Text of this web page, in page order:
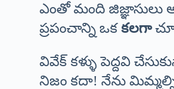
ఎంతో మంది జిజ్ఞాసులు
ప్రపంచాన్ని ఒకకలగా
వివేక్ కళ్ళు పెద్దవి
నిజం కదా! నేను